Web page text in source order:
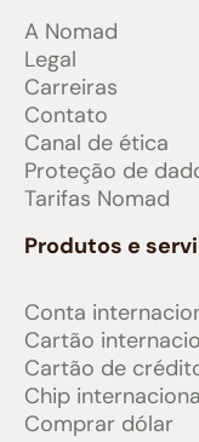
A Nomad
Legal
Carreiras
Contato
Canal de ética
Proteção de
Tarifas Nomad
Produtos e
Conta
Cartão
Cartão de
Chip
Comprar dólar